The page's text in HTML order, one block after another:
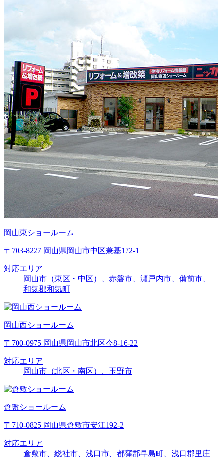
岡山東ショールーム
〒703-8227 岡山県岡山市中区兼基172-1
対応エリア
岡山市（東区・中区）、赤磐市、瀬戸内市、備前市、
和気郡和気町
岡山西ショールーム
〒700-0975 岡山県岡山市北区今8-16-22
対応エリア
岡山市（北区・南区）、玉野市
倉敷ショールーム
〒710-0825 岡山県倉敷市安江192-2
対応エリア
倉敷市、総社市、浅口市、都窪郡早島町、浅口郡里庄